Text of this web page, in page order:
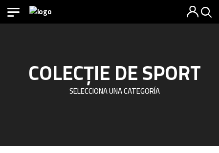
COLECȚIE DE SPORT
SELECCIONA UNA CATEGORÍA